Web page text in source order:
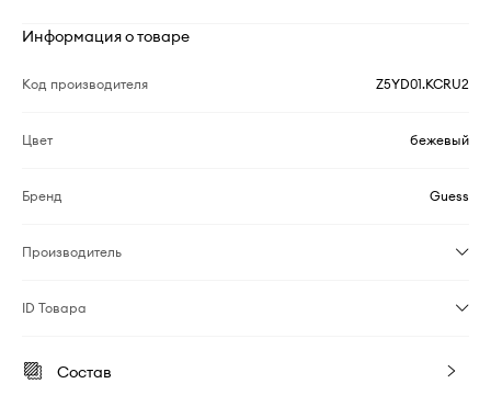
Информация о товаре
Код производителя Z5YD01.KCRU2
Цвет бежевый
Бренд Guess
Производитель
ID Товара
Состав